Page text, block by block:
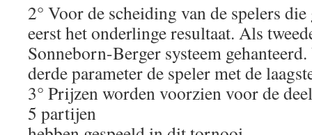
2° Voor de scheiding van de spelers
eerst het onderlinge resultaat. Als
Sonneborn-Berger systeem
derde parameter de speler met de
3° Prijzen worden voorzien voor de
5 partijen